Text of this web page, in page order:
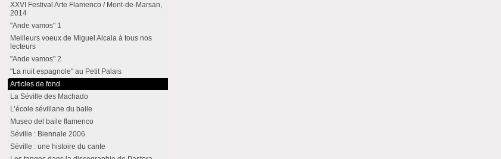
XXVI Festival Arte Flamenco / Mont-de-Marsan,
2014
"Ande vamos" 1
Meilleurs voeux de Miguel Alcala à tous nos
lecteurs
"Ande vamos" 2
"La nuit espagnole" au Petit Palais
Articles de fond
La Séville des Machado
L’école sévillane du baile
Museo del baile flamenco
Séville : Biennale 2006
Séville : une histoire du cante